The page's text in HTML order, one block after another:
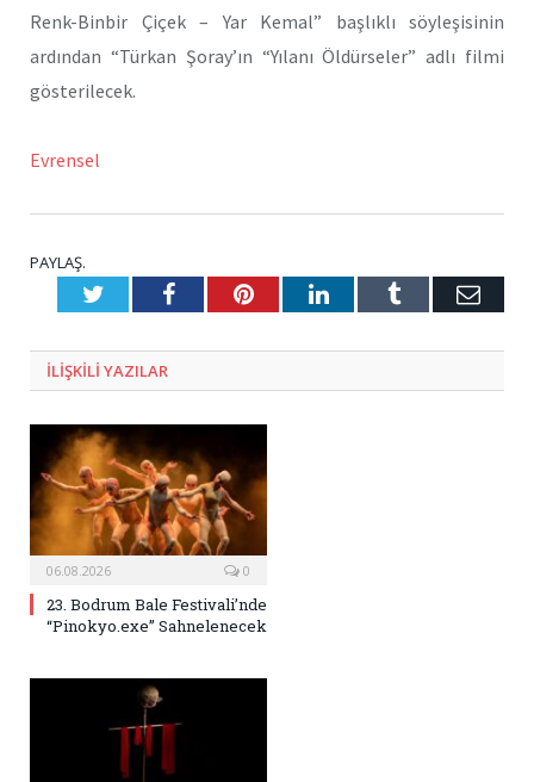
Renk-Binbir Çiçek – Yar Kemal” başlıklı söyleşisinin
ardından “Türkan Şoray’ın “Yılanı Öldürseler” adlı filmi
gösterilecek.
Evrensel
PAYLAŞ.
TwitterFacebookPinterestLinkedInTumblr E-
ILIŞKILI YAZILAR
06.08.2026 0
23. Bodrum Bale Festivali’nde
“Pinokyo.exe” Sahnelenecek